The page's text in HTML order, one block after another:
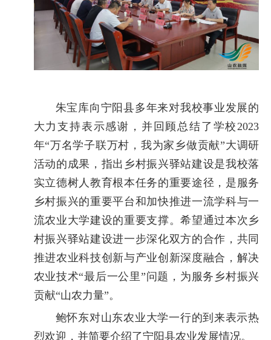
朱宝库向宁阳县多年来对我校事业发展的
大力支持表示感谢，并回顾总结了学校2023
年“万名学子联万村，我为家乡做贡献”大调研
活动的成果，指出乡村振兴驿站建设是我校落
实立德树人教育根本任务的重要途径，是服务
乡村振兴的重要平台和加快推进一流学科与一
流农业大学建设的重要支撑。希望通过本次乡
村振兴驿站建设进一步深化双方的合作，共同
推进农业科技创新与产业创新深度融合，解决
农业技术“最后一公里”问题，为服务乡村振兴
贡献“山农力量”。
鲍怀东对山东农业大学一行的到来表示热
烈欢迎，并简要介绍了宁阳县农业发展情况。